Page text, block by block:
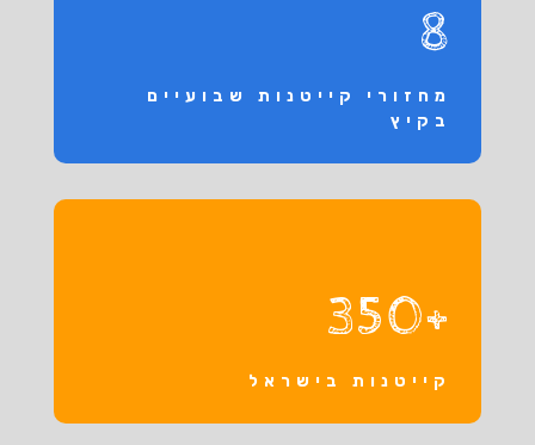
8
מחזורי קייטנות שבועיים
בקיץ
+350
קייטנות בישראל